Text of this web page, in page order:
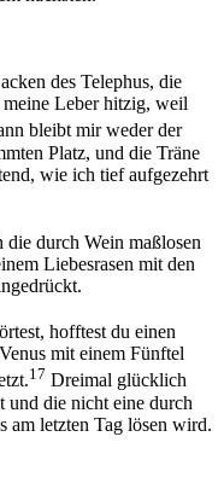
des Telephus, die
meine Leber hitzig, weil
bleibt mir weder der
Platz, und die Träne
wie ich tief aufgezehrt
durch Wein maßlosen
Liebesrasen mit den
hofftest du einen
mit einem Fünftel
17 Dreimal glücklich
und die nicht eine durch
am letzten Tag lösen wird.